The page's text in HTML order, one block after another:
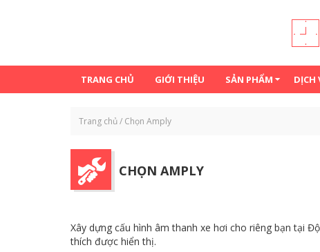
TRANG CHỦ GIỚI THIỆU SẢN PHẨM DỊCH
Trang chủ/ Chọn Amply
CHỌN AMPLY
Xây dựng cấu hình âm thanh xe hơi cho riêng bạn tại
thích được hiển thị.